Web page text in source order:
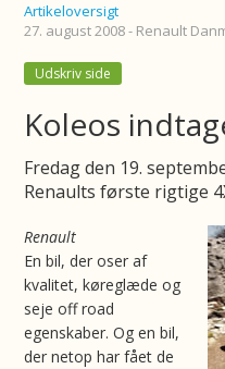
Artikeloversigt
27. august 2008 - Renault
Udskriv side
Koleos
Fredag den 19.
Renaults første rigtige
Renault
En bil, der oser af
kvalitet, køreglæde og
seje off road
egenskaber. Og en bil,
der netop har fået de